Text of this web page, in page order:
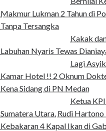
Makmur Lukman 2 Tahun di
Tanpa Tersangka
Kakak
Labuhan Nyaris Tewas
Lagi
Kamar Hotel !! 2 Oknum
Kena Sidang di PN Medan
Ketua
Sumatera Utara, Rudi
Kebakaran 4 Kapal Ikan di